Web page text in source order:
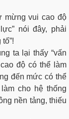
mừng vui cao độ
nói đây, phải
ta lại thấy “vấn
độ có thể làm
đến mức có thể
cho hệ thống
nền tảng, thiếu